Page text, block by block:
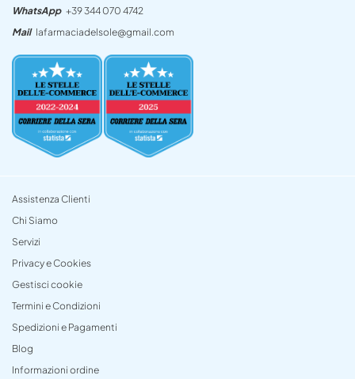
WhatsApp +39 344 070 4742
Mail lafarmaciadelsole@gmail.com
Assistenza Clienti
Chi Siamo
Servizi
Privacy e Cookies
Gestisci cookie
Termini e Condizioni
Spedizioni e Pagamenti
Blog
Informazioni ordine